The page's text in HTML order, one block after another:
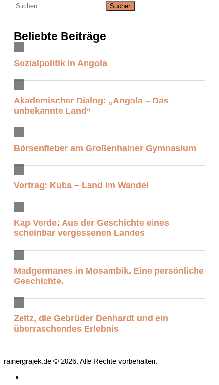
Suchen
nach:
Beliebte Beiträge
Sozialpolitik in Angola
Akademischer Dialog: „Angola – Das
unbekannte Land“
Börsenfieber am Großenhainer Gymnasium
Vortrag: Kuba – Land im Wandel
Kap Verde: Aus der Geschichte eines
scheinbar vergessenen Landes
Madgermanes in Mosambik. Eine persönliche
Geschichte.
Zeitz, die Gebrüder Denhardt und ein
überraschendes Erlebnis
rainergrajek.de © 2026. Alle Rechte vorbehalten.